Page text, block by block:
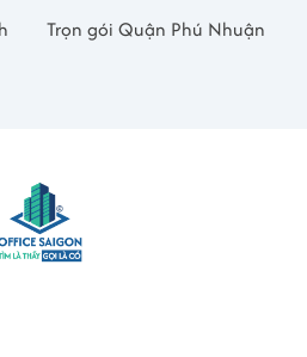
Trọn gói Quận Phú Nhuận